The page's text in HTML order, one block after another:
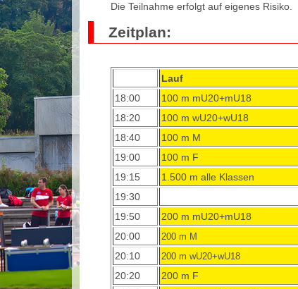
Die Teilnahme erfolgt auf eigenes Risiko.
Zeitplan:
Lauf
18:00
100 m mU20+mU18
18:20
100 m wU20+wU18
18:40
100 m M
19:00
100 m F
19:15
1.500 m alle Klassen
19:30
19:50
200 m mU20+mU18
20:00
200 m M
20:10 200 m wU20+wU18
20:20
200 m F